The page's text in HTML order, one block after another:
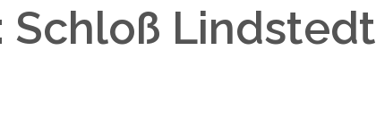
Schloß Lindstedt